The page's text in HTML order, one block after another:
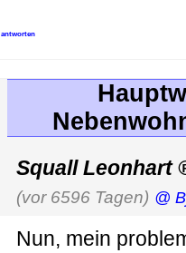
antworten
Squall Leonhart
(vor 6596 Tagen) @
Nun, mein